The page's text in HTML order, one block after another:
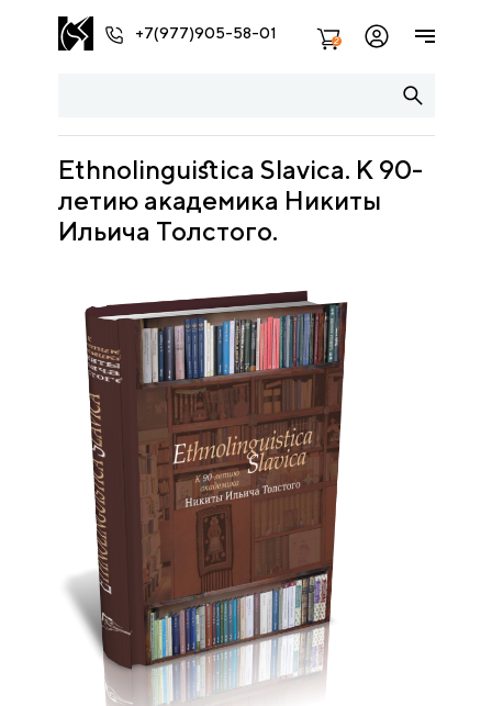
+7(977)905-58-01 2
Ethnolinguistica Slavica. К 90-
летию академика Никиты
Ильича Толстого.